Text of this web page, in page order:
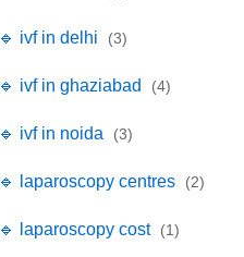
🔹 ivf in delhi (3)
🔹 ivf in ghaziabad (4)
🔹 ivf in noida (3)
🔹 laparoscopy centres (2)
🔹 laparoscopy cost (1)